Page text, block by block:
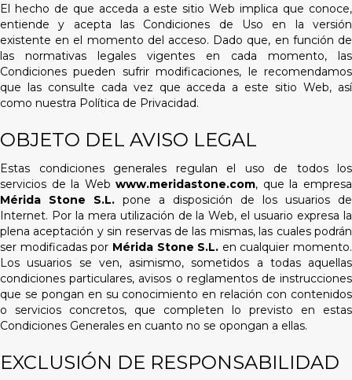
e
u
n
s
i
s
t
m
d
e
a
c
c
e
s
i
b
i
l
d
a
El hecho de que acceda a este sitio Web implica que conoce,
entiende y acepta las Condiciones de Uso en la versión
existente en el momento del acceso. Dado que, en función de
las normativas legales vigentes en cada momento, las
Condiciones pueden sufrir modificaciones, le recomendamos
que las consulte cada vez que acceda a este sitio Web, así
como nuestra Política de Privacidad.
OBJETO DEL AVISO LEGAL
Estas condiciones generales regulan el uso de todos los
servicios de la Webwww.meridastone.com, que la empresa
Mérida Stone S.L. pone a disposición de los usuarios de
Internet. Por la mera utilización de la Web, el usuario expresa la
plena aceptación y sin reservas de las mismas, las cuales podrán
ser modificadas por Mérida Stone S.L. en cualquier momento.
Los usuarios se ven, asimismo, sometidos a todas aquellas
condiciones particulares, avisos o reglamentos de instrucciones
que se pongan en su conocimiento en relación con contenidos
o servicios concretos, que completen lo previsto en estas
Condiciones Generales en cuanto no se opongan a ellas.
EXCLUSIÓN DE RESPONSABILIDAD